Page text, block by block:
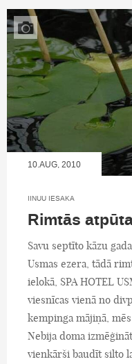
10.AUG, 2010
IINUU IESAKA
Rimtās
Savu septīto kāzu
Usmas ezera, tādā
ielokā, SPA HOTEL
viesnīcas vienā no
kempinga mājiņā,
Nebija doma
vienkārši baudīt silto